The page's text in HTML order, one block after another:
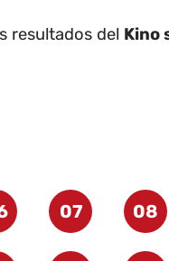
resultados del Kino
07 08